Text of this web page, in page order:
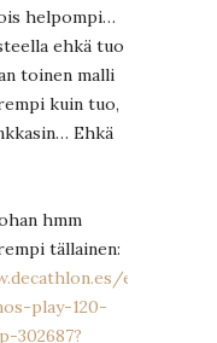
helpompi…
ehkä tuo
toinen malli
kuin tuo,
Ehkä
hmm
tällainen:
es/p/
play-120-
302687?